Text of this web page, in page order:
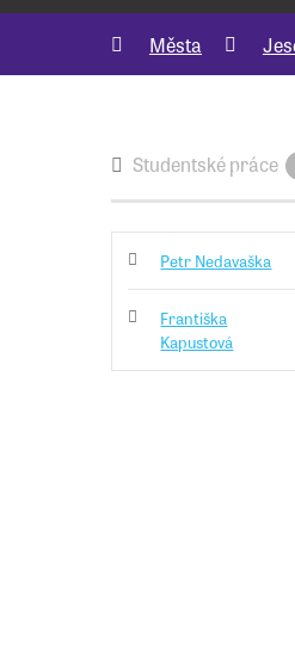
Města
Studentské práce
Petr Nedavaška
Františka
Kapustová